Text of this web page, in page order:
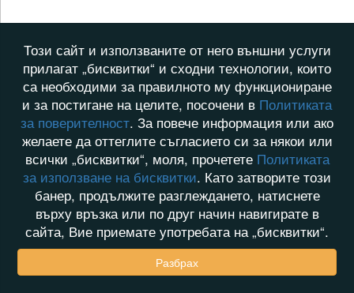
Този сайт и използваните от него външни услуги
прилагат „бисквитки“ и сходни технологии, които
са необходими за правилното му функциониране
и за постигане на целите, посочени в Политиката
за поверителност. За повече информация или ако
желаете да оттеглите съгласието си за някои или
всички „бисквитки“, моля, прочетете Политиката
за използване на бисквитки. Като затворите този
банер, продължите разглеждането, натиснете
върху връзка или по друг начин навигирате в
сайта, Вие приемате употребата на „бисквитки“.
Разбрах